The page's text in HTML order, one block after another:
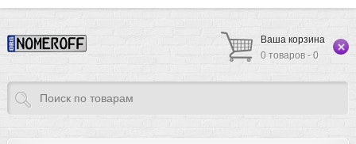
Ваша корзина
0 товаров - 0